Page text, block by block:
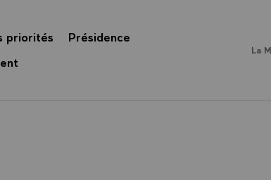
priorités
Présidence
La